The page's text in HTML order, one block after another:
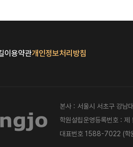
이용약관개인정보처리방침
본사 : 서울시 서초구 강
학원설립운영등록번호 :
대표번호 1588-7022 (